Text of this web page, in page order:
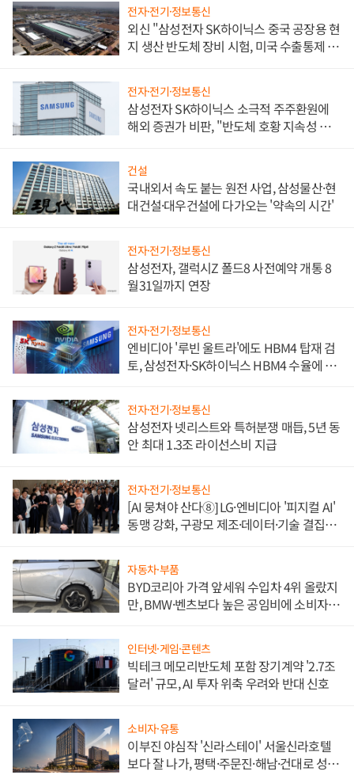
전자·전기·정보통신
외신 "삼성전자 SK하이닉스 중국 공장용 현
지 생산 반도체 장비 시험, 미국 수출통제 대
전자·전기·정보통신
삼성전자 SK하이닉스 소극적 주주환원에
해외 증권가 비판, "반도체 호황 지속성 의
건설
국내외서 속도 붙는 원전 사업, 삼성물산·현
대건설·대우건설에 다가오는 '약속의 시간'
전자·전기·정보통신
삼성전자, 갤럭시Z 폴드8 사전예약 개통 8
월31일까지 연장
전자·전기·정보통신
엔비디아 '루빈 울트라'에도 HBM4 탑재 검
토, 삼성전자·SK하이닉스 HBM4 수율에 주
전자·전기·정보통신
삼성전자 넷리스트와 특허분쟁 매듭, 5년 동
안 최대 1.3조 라이선스비 지급
전자·전기·정보통신
[AI 뭉쳐야 산다⑧] LG·엔비디아 '피지컬 AI'
동맹 강화, 구광모 제조·데이터·기술 결집
자동차·부품
BYD코리아 가격 앞세워 수입차 4위 올랐지
만, BMW·벤츠보다 높은 공임비에 소비자
인터넷·게임·콘텐츠
빅테크 메모리반도체 포함 장기계약 '2.7조
달러' 규모, AI 투자 위축 우려와 반대 신호
소비자·유통
이부진 야심작 '신라스테이' 서울신라호텔
보다 잘 나가, 평택·주문진·해남·건대로 성